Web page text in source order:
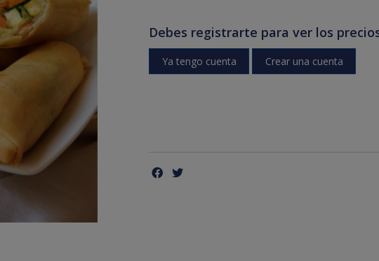
Debes registrarte para ver los
Ya tengo cuenta Crear una cuenta